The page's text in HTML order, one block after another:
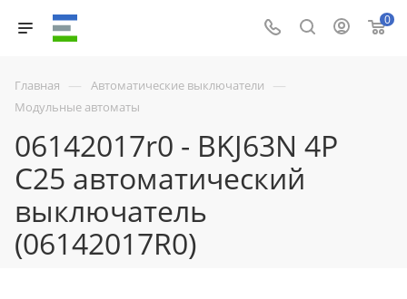
0
Главная — Автоматические выключатели —
Модульные автоматы
06142017r0 - BKJ63N 4P
C25 автоматический
выключатель
(06142017R0)